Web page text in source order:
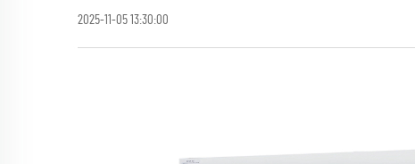
2025-11-05 13:30:00